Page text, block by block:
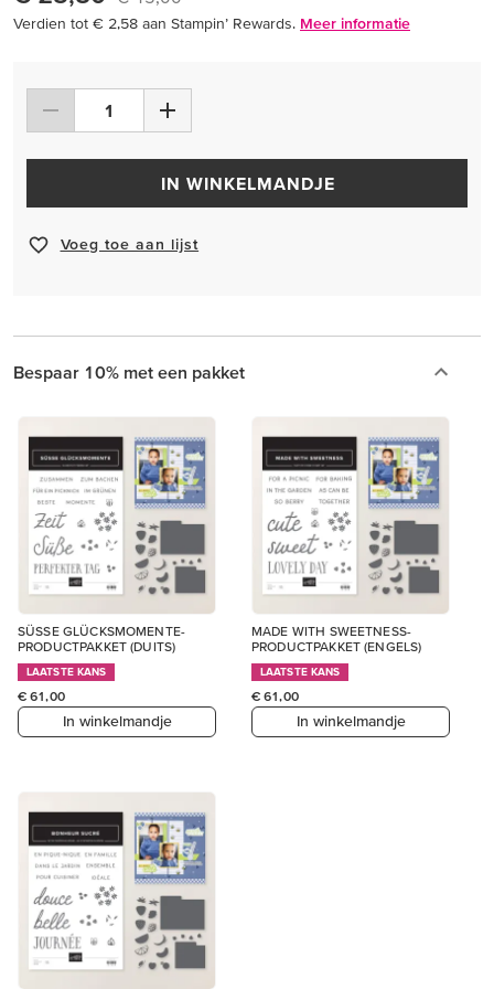
Verdien tot € 2,58 aan Stampin’ Rewards. Meer informatie
IN WINKELMANDJE
Voeg toe aan lijst
Bespaar 10% met een pakket
SÜSSE GLÜCKSMOMENTE-
PRODUCTPAKKET (DUITS)
LAATSTE KANS
€ 61,00
In winkelmandje
MADE WITH SWEETNESS-
PRODUCTPAKKET (ENGELS)
LAATSTE KANS
€ 61,00
In winkelmandje